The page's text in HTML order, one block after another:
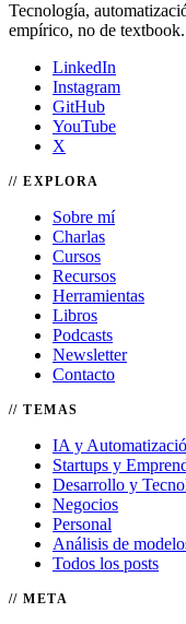
Tecnología,
empírico, no de textbook.
LinkedIn
Instagram
GitHub
YouTube
X
EXPLORA
Sobre mí
Charlas
Cursos
Recursos
Herramientas
Libros
Podcasts
Newsletter
Contacto
TEMAS
IA y
Startups y
Desarrollo y
Negocios
Personal
Análisis de
Todos los posts
META